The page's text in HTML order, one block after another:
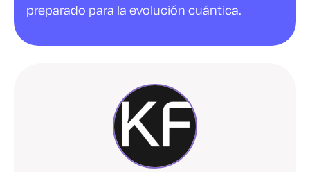
preparado para la evolución cuántica.